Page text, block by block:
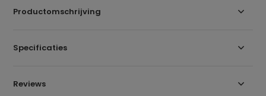
Productomschrijving
Specificaties
Reviews